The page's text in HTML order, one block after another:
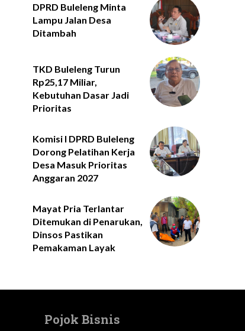
DPRD Buleleng Minta
Lampu Jalan Desa
Ditambah
TKD Buleleng Turun
Rp25,17 Miliar,
Kebutuhan Dasar Jadi
Prioritas
Komisi I DPRD Buleleng
Dorong Pelatihan Kerja
Desa Masuk Prioritas
Anggaran 2027
Mayat Pria Terlantar
Ditemukan di Penarukan,
Dinsos Pastikan
Pemakaman Layak
Pojok Bisnis